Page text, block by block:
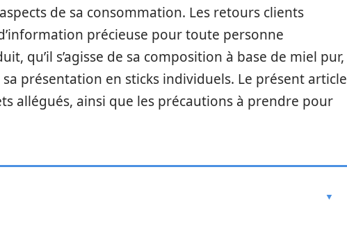
de sa consommation. Les retours clients
précieuse pour toute personne
qu’il s’agisse de sa composition à base de miel pur,
présentation en sticks individuels. Le présent article
allégués, ainsi que les précautions à prendre pour